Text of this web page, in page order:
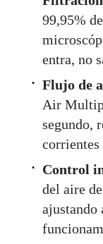
99,95%
entra, no
Flujo de
Air
segundo,
corrientes
Control
del aire
ajustando